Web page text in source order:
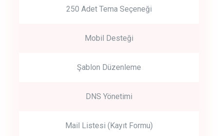
250 Adet Tema Seçeneği
Mobil Desteği
Şablon Düzenleme
DNS Yönetimi
Mail Listesi (Kayıt Formu)